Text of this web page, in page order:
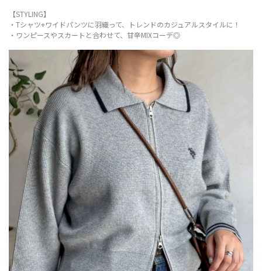
【STYLING】
・Tシャツ+ワイドパンツに羽織って、トレンドのカジュアルスタイルに！
・ワンピースやスカートと合わせて、甘辛MIXコーデ◎